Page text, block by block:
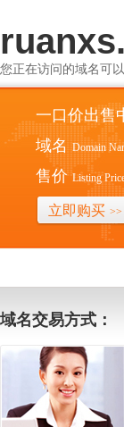
您正在访问的域名可
一口价出售
域名 Domain
售价 Listing
立即购买 >>
域名交易方式：